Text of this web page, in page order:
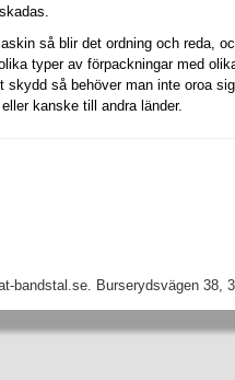
så blir det ordning och reda,
typer av förpackningar med
skydd så behöver man inte oroa
kanske till andra länder.
bandstal.se. Burserydsvägen 38,